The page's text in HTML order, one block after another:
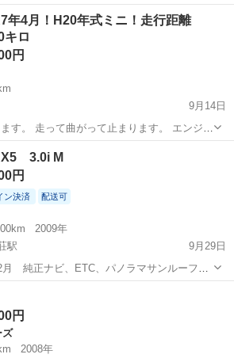
３シリーズ ■ グレード名： ３２０
ビ／Ｂカメラ／Ｂｌｕｅｔｏｏｔｈ／Ｅ
ーズ
年4月！H20年式ミニ！走行距離
キロ
円
9月14日
。 エンジン
。 ミニに詳し
取り
BMW X5 3.0i M
円
ン決済 配送可
2009年
駅
9月29日
純正ナビ、ETC、パノラマサンルーフ、
、カメラ等 タイヤサイズ 前輪 275、
ョ
円
ズ
2008年